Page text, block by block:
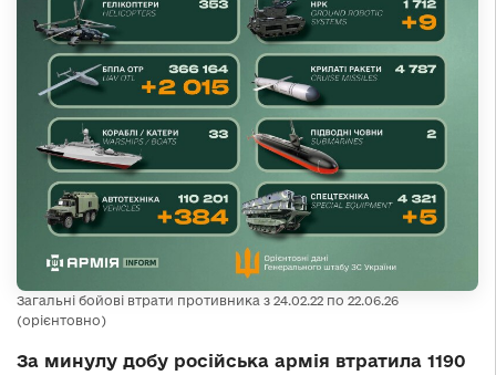
Загальні бойові втрати противника з 24.02.22 по 22.06.26
(орієнтовно)
За минулу добу російська армія втратила 1190